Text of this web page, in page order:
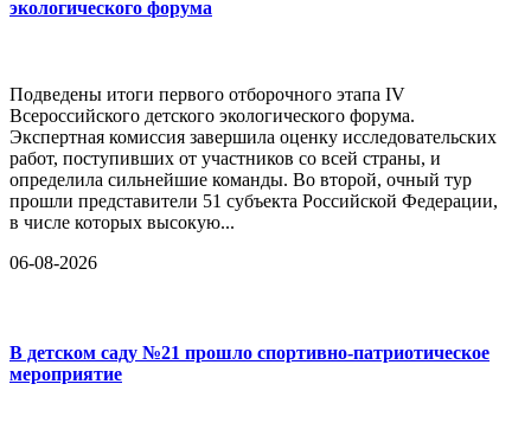
экологического форума
Подведены итоги первого отборочного этапа IV
Всероссийского детского экологического форума.
Экспертная комиссия завершила оценку исследовательских
работ, поступивших от участников со всей страны, и
определила сильнейшие команды. Во второй, очный тур
прошли представители 51 субъекта Российской Федерации,
в числе которых высокую...
06-08-2026
В детском саду №21 прошло спортивно-патриотическое
мероприятие